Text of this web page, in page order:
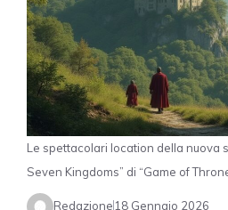
Le spettacolari location della nuova
Seven Kingdoms” di “Game of
Redazione18 Gennaio 2026